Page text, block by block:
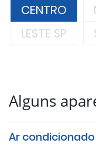
CENTRO
LESTE SP
Alguns
Ar condicionado